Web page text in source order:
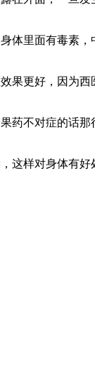
里面有毒素，
更好，因为西
不对症的话那
样对身体有好